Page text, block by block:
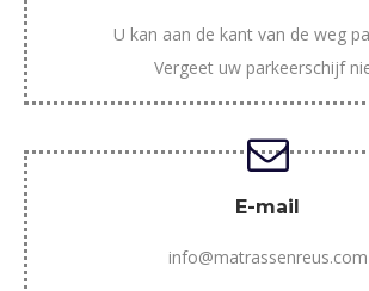
U kan aan de kant van de weg
Vergeet uw parkeerschijf
E-mail
info@matrassenreus.com